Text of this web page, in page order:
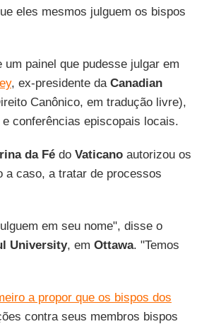
eles mesmos julguem os bispos
painel que pudesse julgar em
, ex-presidente da Canadian
Canônico, em tradução livre),
conferências episcopais locais.
da Fédo Vaticanoautorizou os
a caso, a tratar de processos
em seu nome", disse o
University, em Ottawa. "Temos
a propor que os bispos dos
contra seus membros bispos